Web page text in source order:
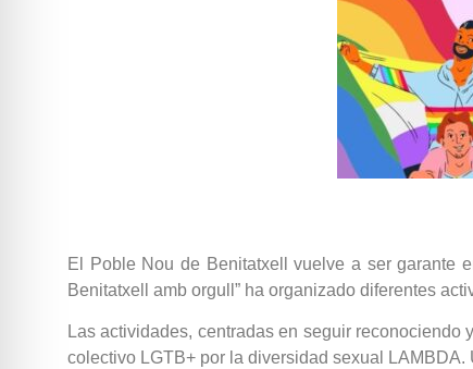
El Poble Nou de Benitatxell vuelve a ser garante
Benitatxell amb orgull” ha organizado diferentes
Las actividades, centradas en seguir reconociendo
colectivo LGTB+ por la diversidad sexual